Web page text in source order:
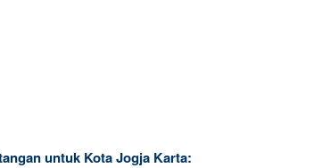
untuk Kota Jogja Karta: